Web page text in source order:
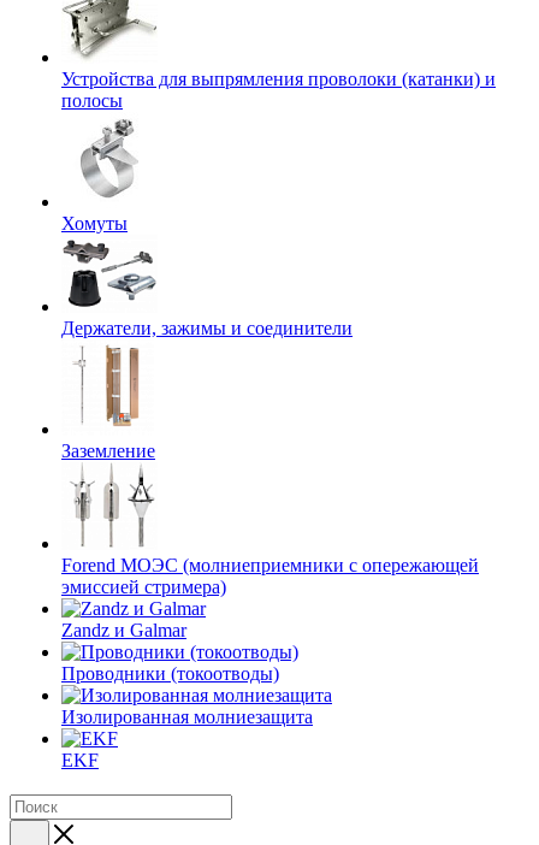
Устройства для выпрямления проволоки (катанки) и
полосы
Хомуты
Держатели, зажимы и соединители
Заземление
Forend МОЭС (молниеприемники с опережающей
эмиссией стримера)
Zandz и Galmar
Проводники (токоотводы)
Изолированная молниезащита
EKF